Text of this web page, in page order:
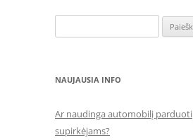
NAUJAUSIA INFO
Ar naudinga automobilį parduoti
supirkėjams?